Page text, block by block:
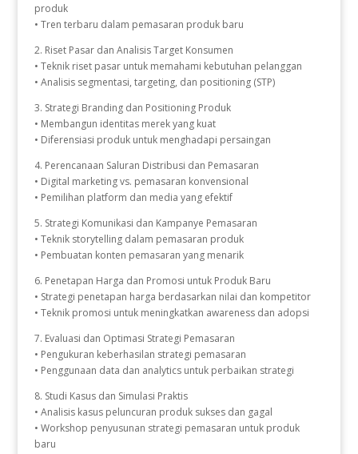
produk
• Tren terbaru dalam pemasaran produk baru
2. Riset Pasar dan Analisis Target Konsumen
• Teknik riset pasar untuk memahami kebutuhan pelanggan
• Analisis segmentasi, targeting, dan positioning (STP)
3. Strategi Branding dan Positioning Produk
• Membangun identitas merek yang kuat
• Diferensiasi produk untuk menghadapi persaingan
4. Perencanaan Saluran Distribusi dan Pemasaran
• Digital marketing vs. pemasaran konvensional
• Pemilihan platform dan media yang efektif
5. Strategi Komunikasi dan Kampanye Pemasaran
• Teknik storytelling dalam pemasaran produk
• Pembuatan konten pemasaran yang menarik
6. Penetapan Harga dan Promosi untuk Produk Baru
• Strategi penetapan harga berdasarkan nilai dan kompetitor
• Teknik promosi untuk meningkatkan awareness dan adopsi
7. Evaluasi dan Optimasi Strategi Pemasaran
• Pengukuran keberhasilan strategi pemasaran
• Penggunaan data dan analytics untuk perbaikan strategi
8. Studi Kasus dan Simulasi Praktis
• Analisis kasus peluncuran produk sukses dan gagal
• Workshop penyusunan strategi pemasaran untuk produk
baru